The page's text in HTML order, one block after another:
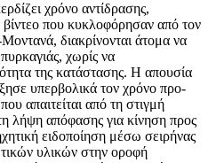
χρόνο αντίδρασης,
που κυκλοφόρησαν από τον
διακρίνονται άτομα να
χωρίς να
της κατάστασης. Η απουσία
υπερβολικά τον χρόνο προ-
απαιτείται από τη στιγμή
λήψη απόφασης για κίνηση προς
ειδοποίηση μέσω σειρήνας
υλικών στην οροφή